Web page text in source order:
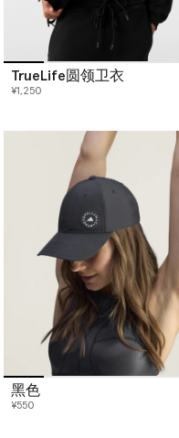
TrueLife圆领卫衣
¥1,250
黑色
¥550